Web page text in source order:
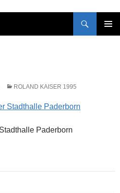
ROLAND KAISER 1995
Paderborn